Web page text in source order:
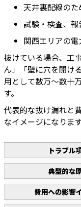
天井裏配線の
試験・検査、
関西エリアの
抜けている場合、工
ん」「壁に穴を開け
用として数万〜数十
す。
代表的な抜け漏れと
なイメージになります
トラブル
典型的な
費用への影響